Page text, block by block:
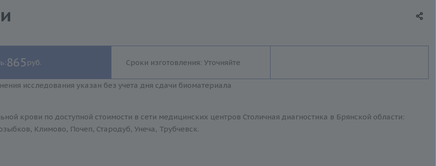
865 руб. Сроки изготовления: Уточняйте
исследования указан без учета дня сдачи биоматериала
крови по доступной стоимости в сети медицинских центров Столичная диагностика в Брянской области:
Климово, Почеп, Стародуб, Унеча, Трубчевск.